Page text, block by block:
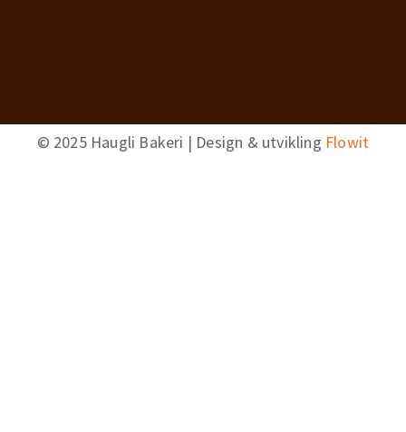
© 2025 Haugli Bakeri | Design & utvikling Flowit